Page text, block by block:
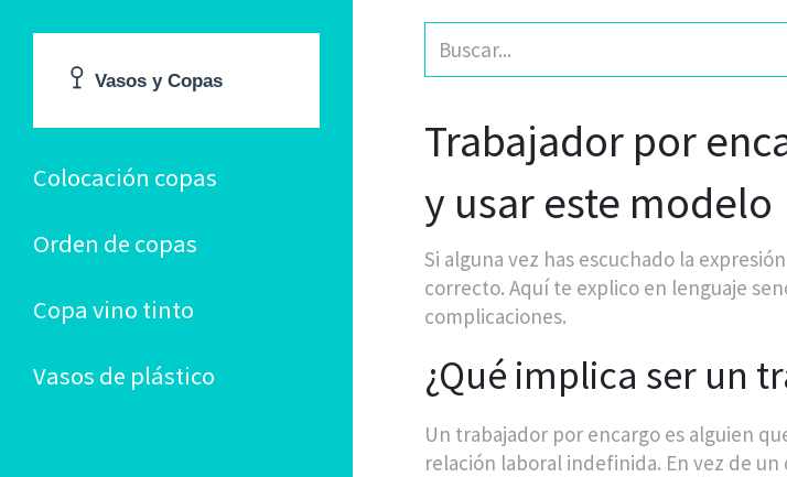
Colocación copas
Orden de copas
Copa vino tinto
Vasos de plástico
Trabajador por
y usar este modelo
Si alguna vez has escuchado la
correcto. Aquí te explico en lenguaje
complicaciones.
¿Qué implica ser un
Un trabajador por encargo es alguien
relación laboral indefinida. En vez de